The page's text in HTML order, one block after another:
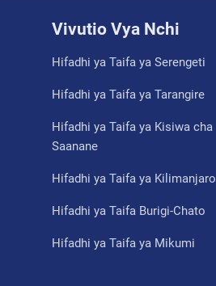
Vivutio Vya Nchi
Hifadhi ya Taifa ya Serengeti
Hifadhi ya Taifa ya Tarangire
Hifadhi ya Taifa ya Kisiwa cha
Saanane
Hifadhi ya Taifa ya Kilimanjaro
Hifadhi ya Taifa Burigi-Chato
Hifadhi ya Taifa ya Mikumi